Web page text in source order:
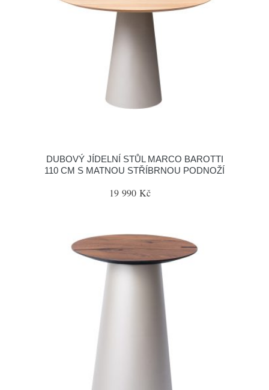
DUBOVÝ JÍDELNÍ STŮL MARCO BAROTTI
110 CM S MATNOU STŘÍBRNOU PODNOŽÍ
19 990 Kč